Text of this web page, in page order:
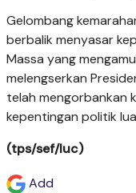
Gelombang
berbalik menyasar
Massa yang
melengserkan
telah mengorbankan
kepentingan politik
(tps/sef/luc)
Add